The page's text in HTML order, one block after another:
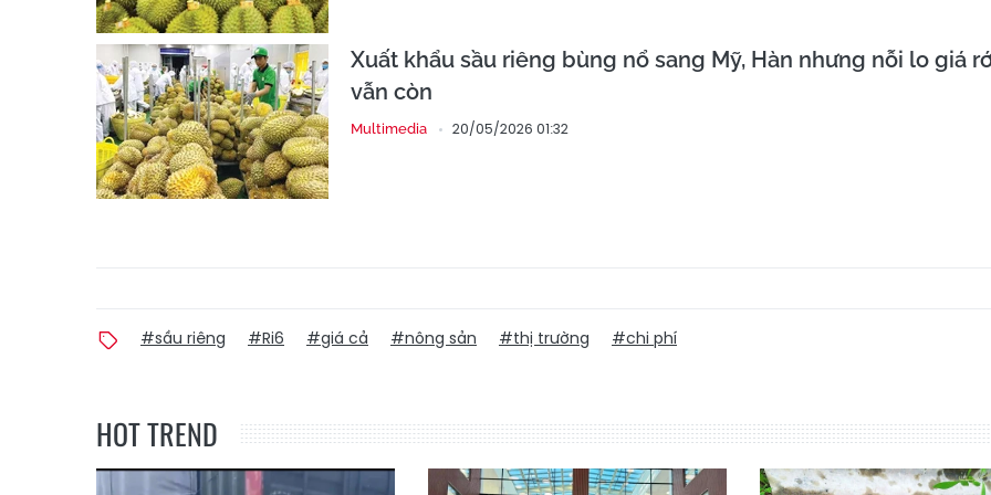
Xuất khẩu sầu riêng bùng nổ sang Mỹ, Hàn nhưng nỗi lo giá
vẫn còn
Multimedia 20/05/2026 01:32
#sầu riêng #Ri6 #giá cả #nông sản #thị trường #chi phí
HOT TREND